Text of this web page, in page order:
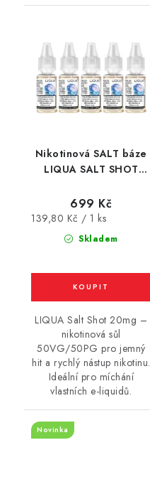
Nikotinová SALT báze
LIQUA SALT SHOT
/ 20mg
Skladem
699 Kč
Měrná
139,80 Kč / 1 ks
LIQUA Salt Shot 20mg –
nikotinová sůl
50VG/50PG pro jemný
hit a rychlý nástup nikotinu.
Ideální pro míchání
vlastních e-liquidů.
Novinka